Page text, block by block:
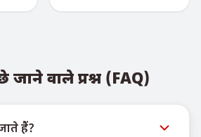
वाले प्रश्न (FAQ)
हैं?